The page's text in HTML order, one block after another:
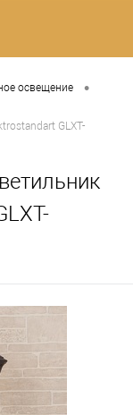
освещение •
GLXT-